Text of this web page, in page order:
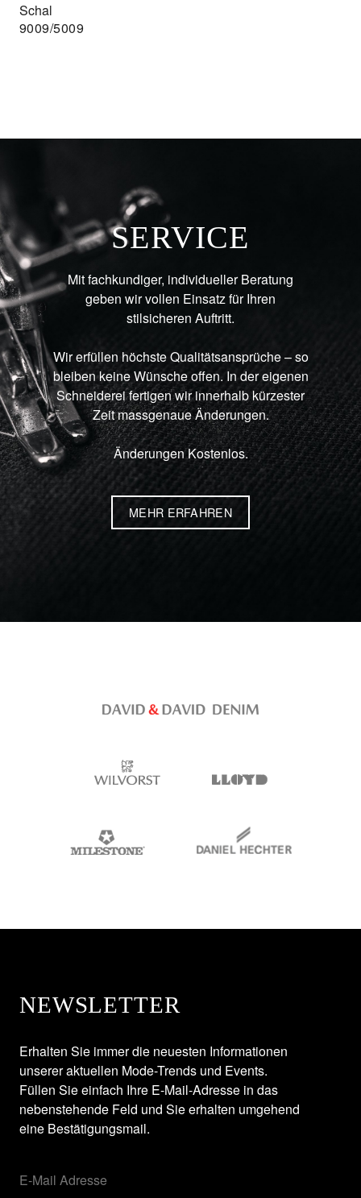
Schal
9009/5009
SERVICE
Mit fachkundiger, individueller Beratung
geben wir vollen Einsatz für Ihren
stilsicheren Auftritt.
Wir erfüllen höchste Qualitätsansprüche – so
bleiben keine Wünsche offen. In der eigenen
Schneiderei fertigen wir innerhalb kürzester
Zeit massgenaue Änderungen.
Änderungen Kostenlos.
MEHR ERFAHREN
NEWSLETTER
Erhalten Sie immer die neuesten Informationen
unserer aktuellen Mode-Trends und Events.
Füllen Sie einfach Ihre E-Mail-Adresse in das
nebenstehende Feld und Sie erhalten umgehend
eine Bestätigungsmail.